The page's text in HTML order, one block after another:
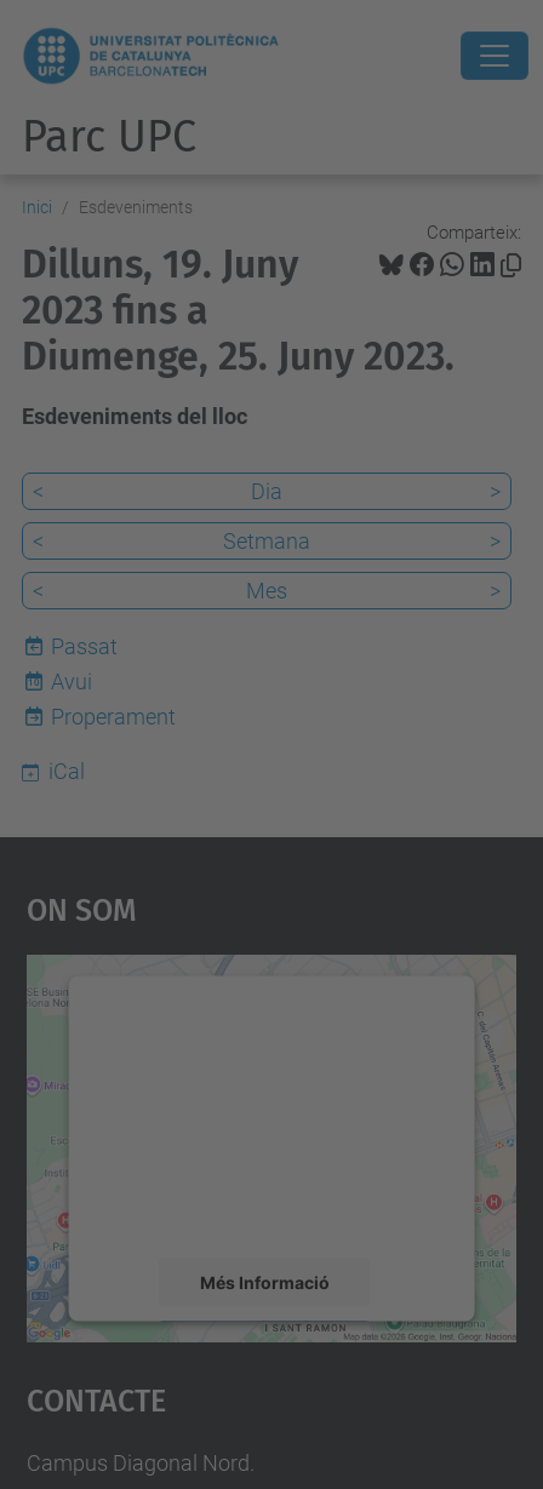
Parc UPC
Inici Esdeveniments
Comparteix:
Dilluns, 19. Juny
2023 fins a
Diumenge, 25. Juny 2023.
Esdeveniments del lloc
< Dia
>
<
Setmana
>
<
Mes >
Passat
10
Avui
Properament
iCal
On Som
Més Informació
Accepta
powered by
Contacte
Campus Diagonal Nord.